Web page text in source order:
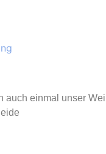
auch einmal unser